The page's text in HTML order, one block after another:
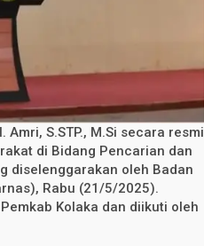
Amri, S.STP., M.Si secara resmi
di Bidang Pencarian dan
diselenggarakan oleh Badan
Rabu (21/5/2025).
Kolaka dan diikuti oleh